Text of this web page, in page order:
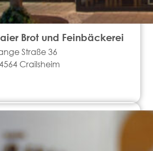
Brot und Feinbäckerei
Straße 36
Crailsheim